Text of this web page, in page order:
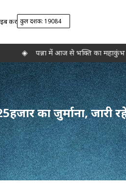
करें कुल दर्शक: 19084
पन्ना में आज से भक्ति का महाकुंभ शुरू,,,
का जुर्माना, जारी